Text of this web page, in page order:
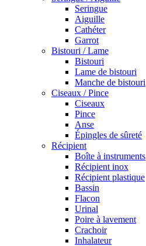
Seringue
Aiguille
Cathéter
Garrot
Bistouri / Lame
Bistouri
Lame de bistouri
Manche de bistouri
Ciseaux / Pince
Ciseaux
Pince
Anse
Épingles de sûreté
Récipient
Boîte à instruments
Récipient inox
Récipient plastique
Bassin
Flacon
Urinal
Poire à lavement
Crachoir
Inhalateur